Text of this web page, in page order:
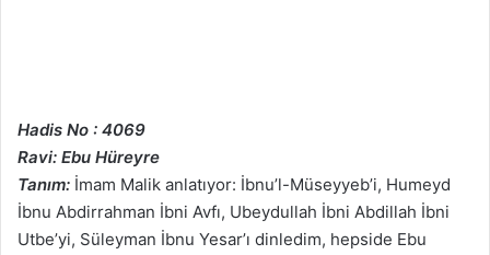
Hadis No : 4069
Ravi: Ebu Hüreyre
Tanım: İmam Malik anlatıyor: İbnu’l-Müseyyeb’i, Humeyd
İbnu Abdirrahman İbni Avfı, Ubeydullah İbni Abdillah İbni
Utbe’yi, Süleyman İbnu Yesar’ı dinledim, hepside Ebu